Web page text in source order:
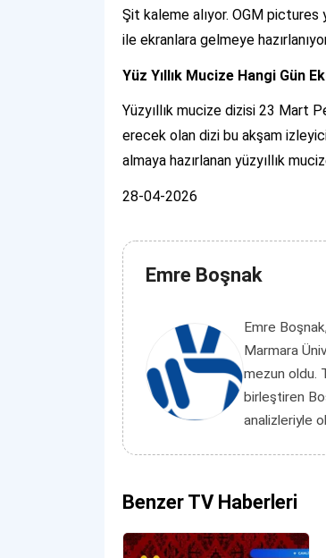
Şit kaleme alıyor. OGM pictures
ile ekranlara gelmeye
Yüz Yıllık Mucize Hangi Gün
Yüzyıllık mucize dizisi 23 Mart
erecek olan dizi bu akşam
almaya hazırlanan yüzyıllık
28-04-2026
Emre Boşnak
Emre
Marmara
mezun oldu.
birleştiren
analizleriyle
Benzer TV Haberleri